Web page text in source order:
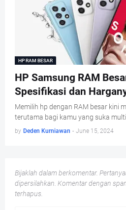
HP RAM BESAR
HP Samsung RAM
Spesifikasi dan
Memilih hp dengan RAM besar kini
terutama bagi kamu yang suka
by Deden Kurniawan - June 15, 2024
Bijaklah dalam berkomentar.
dipersilahkan. Komentar dengan
terhapus.